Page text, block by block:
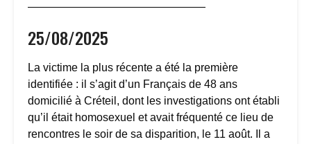
————————————————
25/08/2025
La victime la plus récente a été la première
identifiée : il s’agit d’un Français de 48 ans
domicilié à Créteil, dont les investigations ont établi
qu’il était homosexuel et avait fréquenté ce lieu de
rencontres le soir de sa disparition, le 11 août. Il a